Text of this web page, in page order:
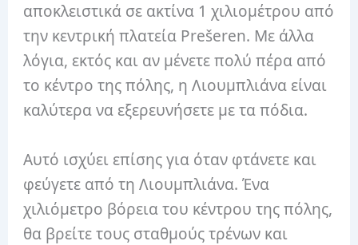
αποκλειστικά σε ακτίνα 1 χιλιομέτρου από
την κεντρική πλατεία Prešeren. Με άλλα
λόγια, εκτός και αν μένετε πολύ πέρα ​​από
το κέντρο της πόλης, η Λιουμπλιάνα είναι
καλύτερα να εξερευνήσετε με τα πόδια.
Αυτό ισχύει επίσης για όταν φτάνετε και
φεύγετε από τη Λιουμπλιάνα. Ένα
χιλιόμετρο βόρεια του κέντρου της πόλης,
θα βρείτε τους σταθμούς τρένων και